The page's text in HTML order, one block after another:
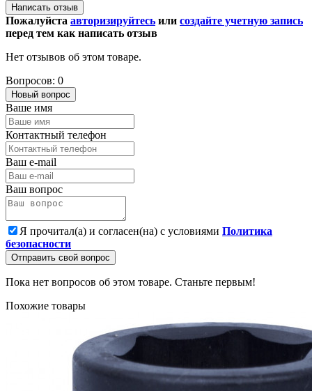
Написать отзыв
Пожалуйста авторизируйтесь или создайте учетную запись
перед тем как написать отзыв
Нет отзывов об этом товаре.
Вопросов: 0
Новый вопрос
Ваше имя
Контактный телефон
Ваш e-mail
Ваш вопрос
Я прочитал(а) и согласен(на) с условиями Политика
безопасности
Отправить свой вопрос
Пока нет вопросов об этом товаре. Станьте первым!
Похожие товары